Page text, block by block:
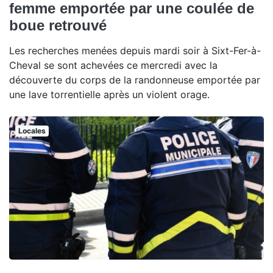
femme emportée par une coulée de
boue retrouvé
Les recherches menées depuis mardi soir à Sixt-Fer-à-
Cheval se sont achevées ce mercredi avec la
découverte du corps de la randonneuse emportée par
une lave torrentielle après un violent orage.
Locales